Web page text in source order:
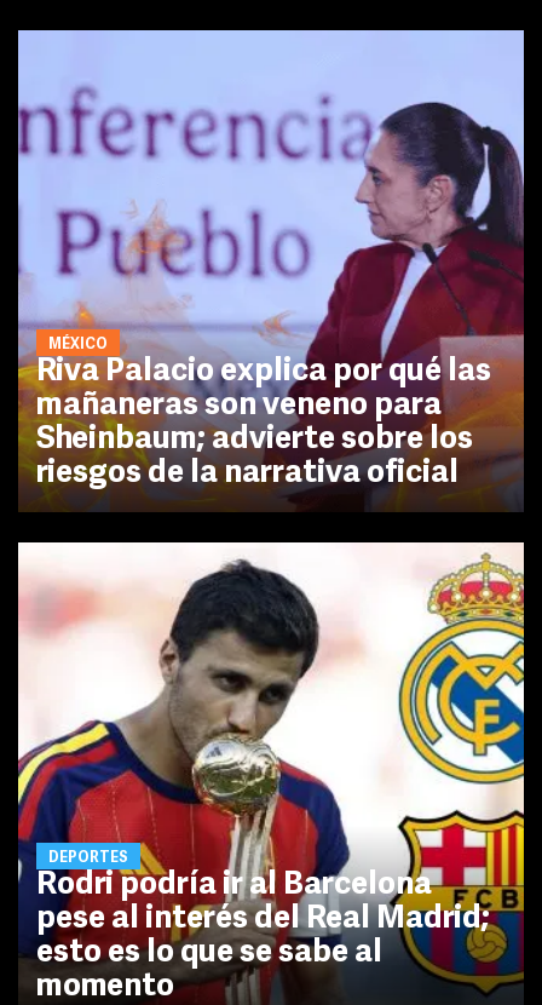
MÉXICO
Riva Palacio explica por qué las
mañaneras son veneno para
Sheinbaum; advierte sobre los
riesgos de la narrativa oficial
DEPORTES
Rodri podría ir al Barcelona
pese al interés del Real Madrid;
esto es lo que se sabe al
momento